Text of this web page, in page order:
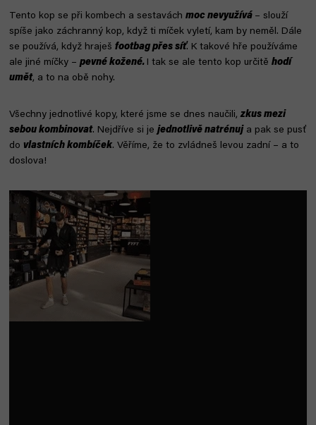
Tento kop se při kombech a sestavách moc nevyužívá – slouží
spíše jako záchranný kop, když ti míček vyletí, kam by neměl. Dále
se používá, když hraješ footbag přes síť. K takové hře používáme
ale jiné míčky – pevné kožené. I tak se ale tento kop určitě hodí
umět, a to na obě nohy.
Všechny jednotlivé kopy, které jsme se dnes naučili,zkus mezi
sebou kombinovat. Nejdříve si je jednotlivě natrénuj a pak se pusť
do vlastních kombíček. Věříme, že to zvládneš levou zadní – a to
doslova!